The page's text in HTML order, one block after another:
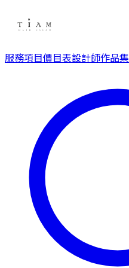
服務項目價目表設計師作品集